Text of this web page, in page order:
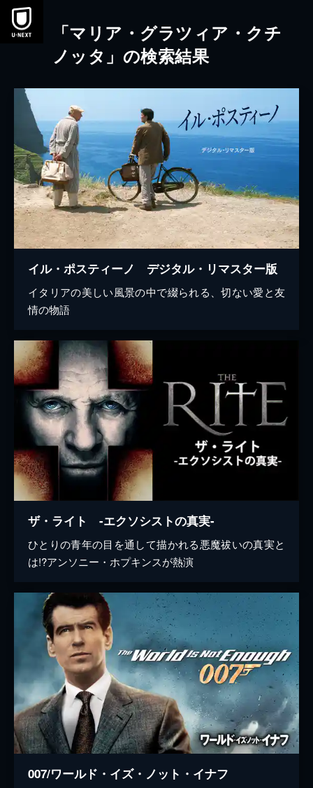
本文へスキップ
「マリア・グラツィア・クチ
ノッタ」の検索結果
イル・ポスティーノ デジタル・リマスター版
イタリアの美しい風景の中で綴られる、切ない愛と友
情の物語
ザ・ライト -エクソシストの真実-
ひとりの青年の目を通して描かれる悪魔祓いの真実と
は!?アンソニー・ホプキンスが熱演
007/ワールド・イズ・ノット・イナフ